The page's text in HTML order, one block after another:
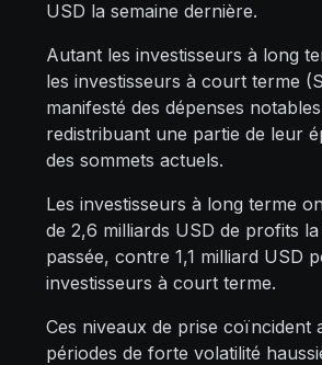
USD la semaine dernière.
Autant les investisseurs à long
les investisseurs à court terme
manifesté des dépenses
redistribuant une partie de leur
des sommets actuels.
Les investisseurs à long terme
de 2,6 milliards USD de profits la
passée, contre 1,1 milliard USD
investisseurs à court terme.
Ces niveaux de prise coïncident
périodes de forte volatilité